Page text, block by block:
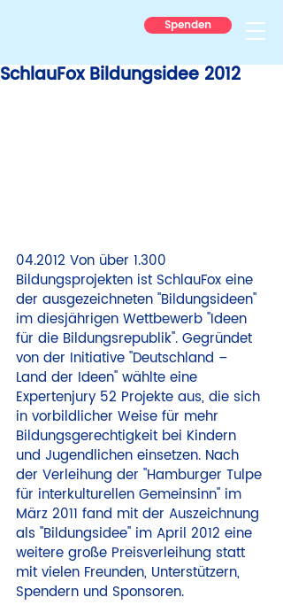
Spenden
SchlauFox Bildungsidee 2012
04.2012 Von über 1.300
Bildungsprojekten ist SchlauFox eine
der ausgezeichneten "Bildungsideen"
im diesjährigen Wettbewerb "Ideen
für die Bildungsrepublik". Gegründet
von der Initiative "Deutschland –
Land der Ideen" wählte eine
Expertenjury 52 Projekte aus, die sich
in vorbildlicher Weise für mehr
Bildungsgerechtigkeit bei Kindern
und Jugendlichen einsetzen. Nach
der Verleihung der "Hamburger Tulpe
für interkulturellen Gemeinsinn" im
März 2011 fand mit der Auszeichnung
als "Bildungsidee" im April 2012 eine
weitere große Preisverleihung statt
mit vielen Freunden, Unterstützern,
Spendern und Sponsoren.